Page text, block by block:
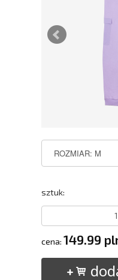
sztuk:
cena: 149.99